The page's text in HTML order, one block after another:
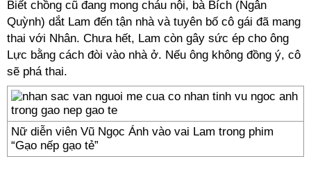
Biết chồng cũ đang mong cháu nội, bà Bích (Ngân
Quỳnh) dắt Lam đến tận nhà và tuyên bố cô gái đã mang
thai với Nhân. Chưa hết, Lam còn gây sức ép cho ông
Lực bằng cách đòi vào nhà ở. Nếu ông không đồng ý, cô
sẽ phá thai.
Nữ diễn viên Vũ Ngọc Ánh vào vai Lam trong phim
“Gạo nếp gạo tẻ”